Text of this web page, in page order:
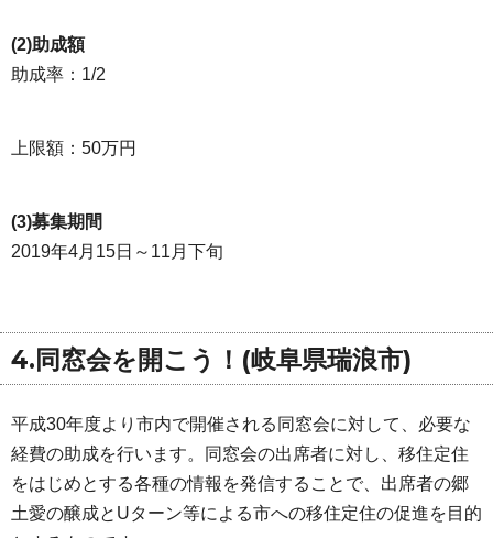
(2)助成額
助成率：1/2
上限額：50万円
(3)募集期間
2019年4月15日～11月下旬
4.同窓会を開こう！(岐阜県瑞浪市)
平成30年度より市内で開催される同窓会に対して、必要な
経費の助成を行います。同窓会の出席者に対し、移住定住
をはじめとする各種の情報を発信することで、出席者の郷
土愛の醸成とUターン等による市への移住定住の促進を目的